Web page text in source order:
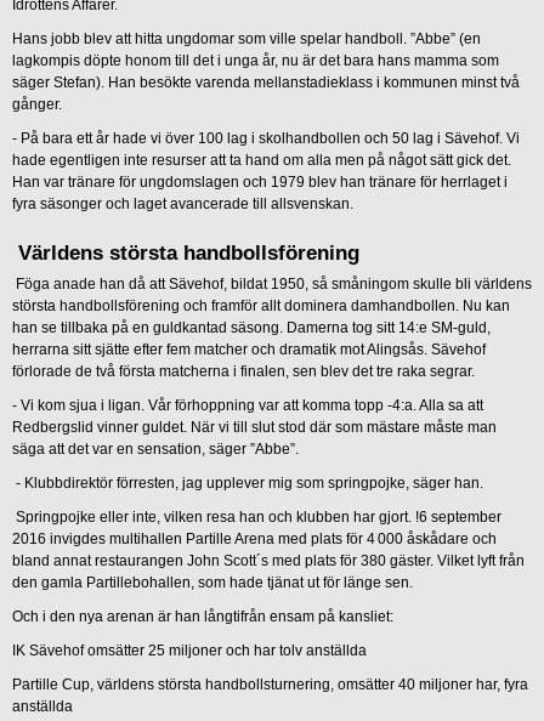
Idrottens Affärer.
Hans jobb blev att hitta ungdomar som ville spelar handboll. ”Abbe” (en
lagkompis döpte honom till det i unga år, nu är det bara hans mamma som
säger Stefan). Han besökte varenda mellanstadieklass i kommunen minst två
gånger.
- På bara ett år hade vi över 100 lag i skolhandbollen och 50 lag i Sävehof. Vi
hade egentligen inte resurser att ta hand om alla men på något sätt gick det.
Han var tränare för ungdomslagen och 1979 blev han tränare för herrlaget i
fyra säsonger och laget avancerade till allsvenskan.
Världens största handbollsförening
Föga anade han då att Sävehof, bildat 1950, så småningom skulle bli världens
största handbollsförening och framför allt dominera damhandbollen. Nu kan
han se tillbaka på en guldkantad säsong. Damerna tog sitt 14:e SM-guld,
herrarna sitt sjätte efter fem matcher och dramatik mot Alingsås. Sävehof
förlorade de två första matcherna i finalen, sen blev det tre raka segrar.
- Vi kom sjua i ligan. Vår förhoppning var att komma topp -4:a. Alla sa att
Redbergslid vinner guldet. När vi till slut stod där som mästare måste man
säga att det var en sensation, säger ”Abbe”.
- Klubbdirektör förresten, jag upplever mig som springpojke, säger han.
Springpojke eller inte, vilken resa han och klubben har gjort. !6 september
2016 invigdes multihallen Partille Arena med plats för 4 000 åskådare och
bland annat restaurangen John Scott´s med plats för 380 gäster. Vilket lyft från
den gamla Partillebohallen, som hade tjänat ut för länge sen.
Och i den nya arenan är han långtifrån ensam på kansliet:
IK Sävehof omsätter 25 miljoner och har tolv anställda
Partille Cup, världens största handbollsturnering, omsätter 40 miljoner har, fyra
anställda